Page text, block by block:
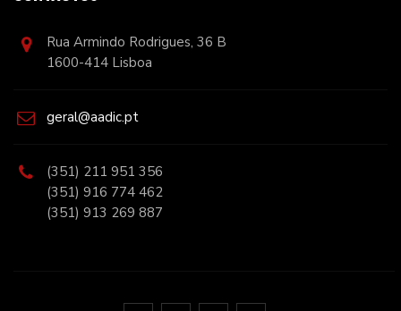
Rua Armindo Rodrigues, 36 B
1600-414 Lisboa
geral@aadic.pt
(351) 211 951 356
(351) 916 774 462
(351) 913 269 887